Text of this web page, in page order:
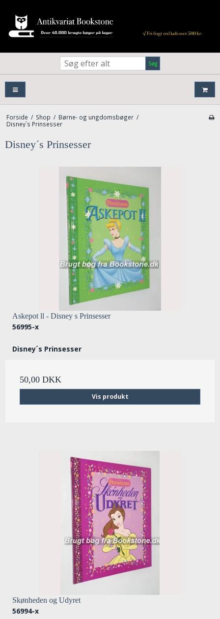
Søg
Forside / Shop / Børne- og ungdomsbøger /
Disney´s Prinsesser
Disney´s Prinsesser
Askepot ll - Disney s Prinsesser
56995-x
Disney´s Prinsesser
50,00 DKK
Vis produkt
Skønheden og Udyret
56994-x